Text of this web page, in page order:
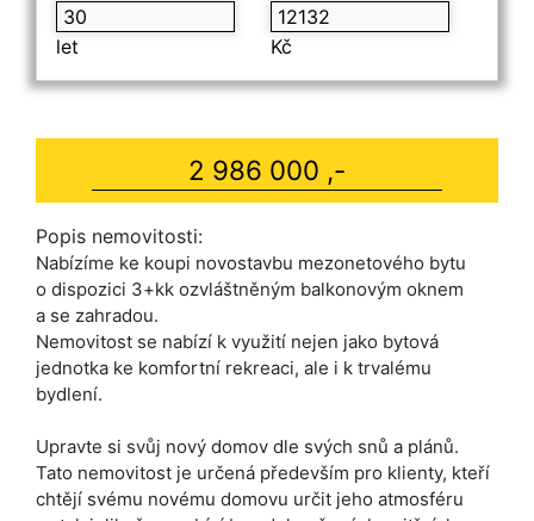
let Kč
2 986 000 ,-
Popis nemovitosti:
Nabízíme ke koupi novostavbu mezonetového bytu
o dispozici 3+kk ozvláštněným balkonovým oknem
a se zahradou.
Nemovitost se nabízí k využití nejen jako bytová
jednotka ke komfortní rekreaci, ale i k trvalému
bydlení.
Upravte si svůj nový domov dle svých snů a plánů.
Tato nemovitost je určená především pro klienty, kteří
chtějí svému novému domovu určit jeho atmosféru